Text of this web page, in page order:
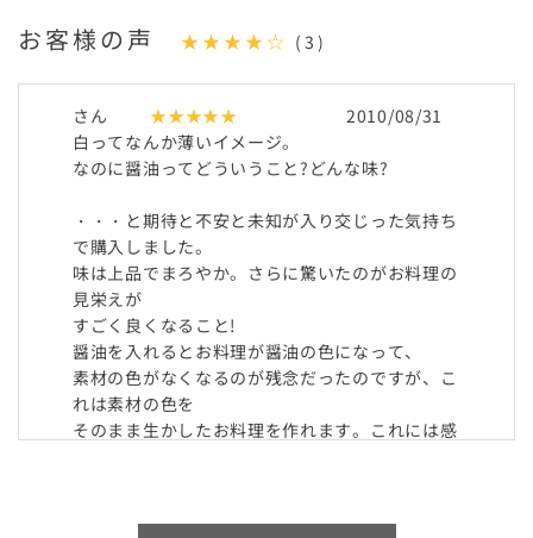
お客様の声 ★★★★☆ (3)
さん ★★★★★
2010/08/31
白ってなんか薄いイメージ。
なのに醤油ってどういうこと?どんな味?
・・・と期待と不安と未知が入り交じった気持ち
で購入しました。
味は上品でまろやか。さらに驚いたのがお料理の
見栄えが
すごく良くなること!
醤油を入れるとお料理が醤油の色になって、
素材の色がなくなるのが残念だったのですが、こ
れは素材の色を
そのまま生かしたお料理を作れます。これには感